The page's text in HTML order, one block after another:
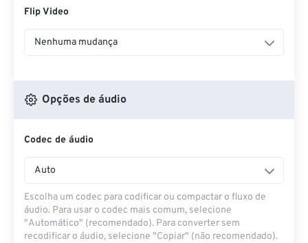
Flip Video
Nenhuma mudança
Opções de áudio
Codec de áudio
Auto
Escolha um codec para codificar ou compactar o fluxo de
áudio. Para usar o codec mais comum, selecione
"Automático" (recomendado). Para converter sem
recodificar o áudio, selecione "Copiar" (não recomendado).